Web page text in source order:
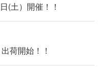
(土）開催！！
荷開始！！